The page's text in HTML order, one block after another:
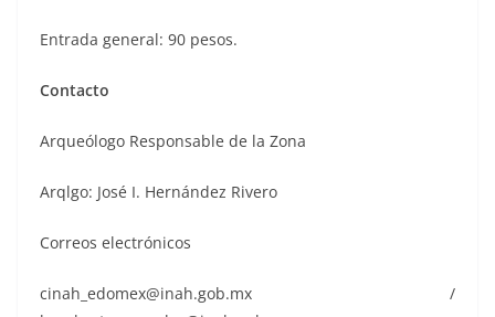
Entrada general: 90 pesos.
Contacto
Arqueólogo Responsable de la Zona
Arqlgo: José I. Hernández Rivero
Correos electrónicos
cinah_edomex@inah.gob.mx /